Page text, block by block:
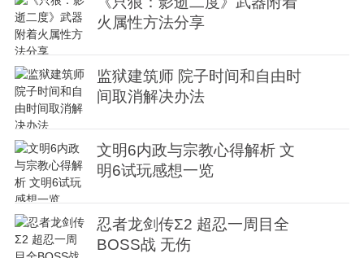
火属性方法分享
监狱建筑师 院子时间和自由时
间取消解决办法
文明6内政与宗教心得解析 文
明6试玩感想一览
忍者龙剑传Σ2 超忍一周目全
BOSS战 无伤